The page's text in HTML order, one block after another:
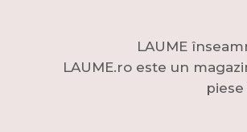
LAUME
LAUME.ro este un